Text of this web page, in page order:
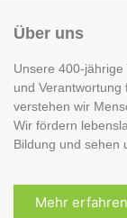
Über uns
Unsere 400-
und
verstehen wir
Wir fördern
Bildung und sehen
Mehr erfahren